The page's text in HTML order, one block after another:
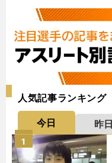
人気記事ランキング
今日 昨日
1